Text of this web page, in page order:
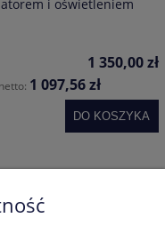
i oświetleniem
1 350,00 zł
1 097,56 zł
DO KOSZYKA